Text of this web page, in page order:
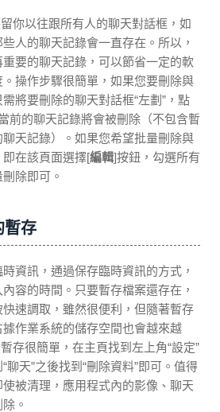
你以往跟所有人的聊天對話框，如
人的聊天記錄會一直存在。所以，
要的聊天記錄，可以節省一定的軟
操作步驟很簡單，如果您要刪除與
將要刪除的聊天對話框“左劃”，點
前的聊天記錄將會被刪除（不包含暫
天記錄）。如果您希望批量刪除與
在該頁面選擇[編輯]按鈕，勾選所有
除即可。
暫存
資訊，通過保存臨時資訊的方式，
容的時間。只要暫存檔案還存在，
速調取，雖然很便利，但隨著暫存
作業系統的儲存空間也會越來越
存很簡單，在主頁找到左上角“設定”
聊天”之後找到“刪除資料”即可。值得
被清理，應用程式內的影像、聊天
。